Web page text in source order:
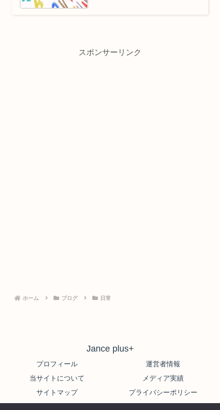
スポンサーリンク
ホーム ブログ 日常
Jance plus+
プロフィール
運営者情報
当サイトについて
メディア実績
サイトマップ
プライバシーポリシー